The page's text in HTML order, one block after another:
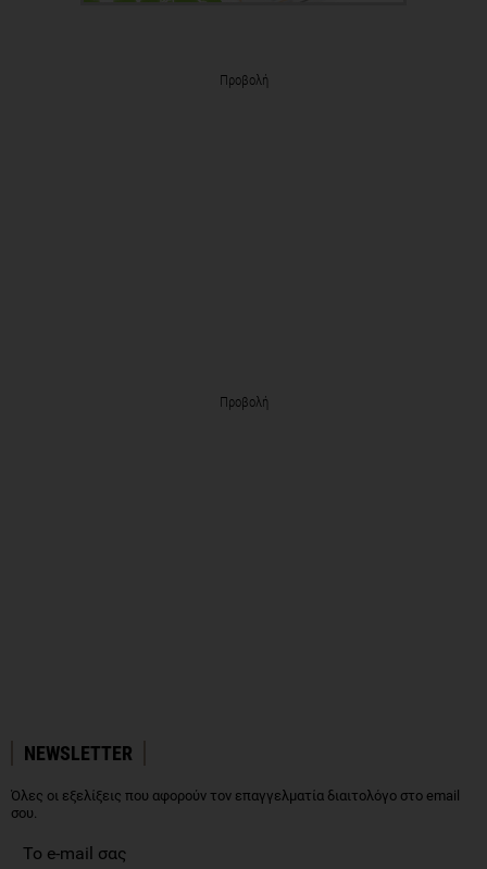
Προβολή
Προβολή
NEWSLETTER
Όλες οι εξελίξεις που αφορούν τον επαγγελματία διαιτολόγο στο email
σου.